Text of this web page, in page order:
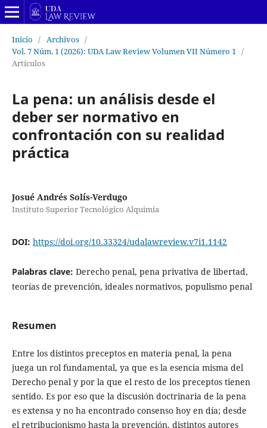
Inicio / Archivos /
Vol. 7 Núm. 1 (2026): UDA Law Review Volumen VII Número 1 /
Artículos
La pena: un análisis desde el
deber ser normativo en
confrontación con su realidad
práctica
Josué Andrés Solís-Verdugo
Instituto Superior Tecnológico Alquimia
DOI: https://doi.org/10.33324/udalawreview.v7i1.1142
Palabras clave: Derecho penal, pena privativa de libertad,
teorías de prevención, ideales normativos, populismo penal
Resumen
Entre los distintos preceptos en materia penal, la pena
juega un rol fundamental, ya que es la esencia misma del
Derecho penal y por la que el resto de los preceptos tienen
sentido. Es por eso que la discusión doctrinaria de la pena
es extensa y no ha encontrado consenso hoy en día; desde
el retribucionismo hasta la prevención, distintos autores